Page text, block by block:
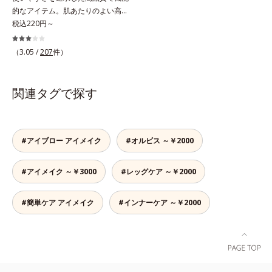
的なアイテム。肌あたりのよい高品
質なパフ。オルビスのすべてのリキ
ッドファンデーションにお使いいた
だけるパフや、それぞれのファンデ
ダーの特性に合わせて開発された機
能的なパフです。用途に合わせてお
税込220円～
（3.05 /207件）
関連タグで探す
#アイブロー アイメイク #オルビス ～￥2000
#アイメイク ～￥3000 #レッグケア ～￥2000
#簡単ケア アイメイク #インナーケア ～￥2000